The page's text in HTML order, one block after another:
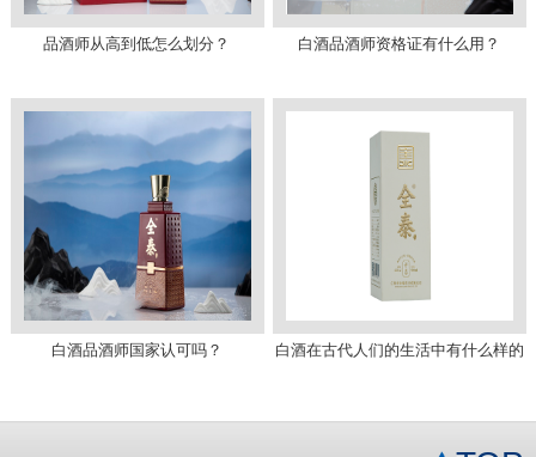
品酒师从高到低怎么划分？ 白酒品酒师资格证有什么用？
白酒品酒师国家认可吗？ 白酒在古代人们的生活中有什么样的